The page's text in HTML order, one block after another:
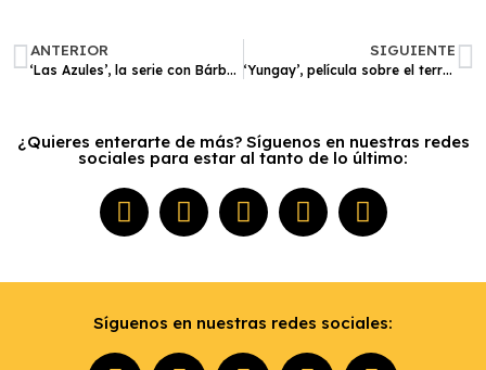
ANTERIOR
‘Las Azules’, la serie con Bárbara Mori sobre las primeras mujeres policía en México
SIGUIENTE
‘Yungay’, película sobre el terremoto que sepultó a más de 70 mil peruanos, llegará a cines
¿Quieres enterarte de más? Síguenos en nuestras redes
sociales para estar al tanto de lo último:
Síguenos en nuestras redes sociales: